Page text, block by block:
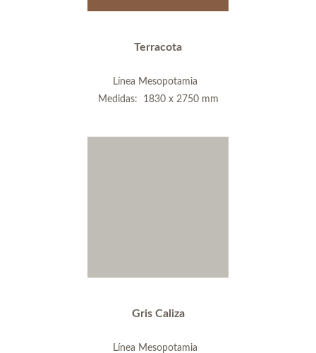
Terracota
Línea Mesopotamia
Medidas: 1830 x 2750 mm
Gris Caliza
Línea Mesopotamia